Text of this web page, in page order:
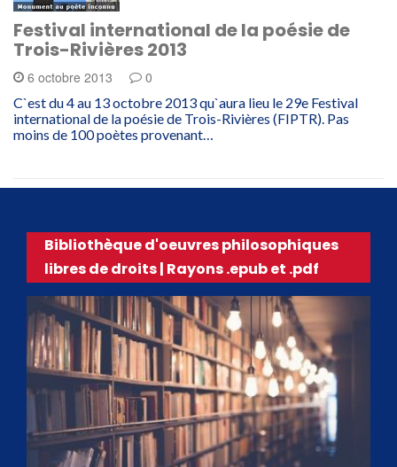
Festival international de la poésie de
Trois-Rivières 2013
6 octobre 2013 0
C`est du 4 au 13 octobre 2013 qu`aura lieu le 29e Festival
international de la poésie de Trois-Rivières (FIPTR). Pas
moins de 100 poètes provenant…
Bibliothèque d'oeuvres philosophiques
libres de droits | Rayons .epub et .pdf